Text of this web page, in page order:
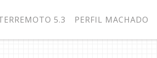
5.3 PERFIL MACHADO